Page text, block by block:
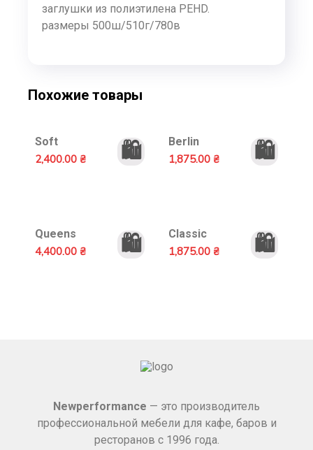
заглушки из полиэтилена PEHD.
размеры 500ш/510г/780в
Похожие товары
Soft
2,400.00 ₴ 🛍️ Berlin
1,875.00 ₴ 🛍️
Queens
4,400.00 ₴ 🛍️ Classic
1,875.00 ₴ 🛍️
Newperformance — это производитель
профессиональной мебели для кафе, баров и
ресторанов с 1996 года.